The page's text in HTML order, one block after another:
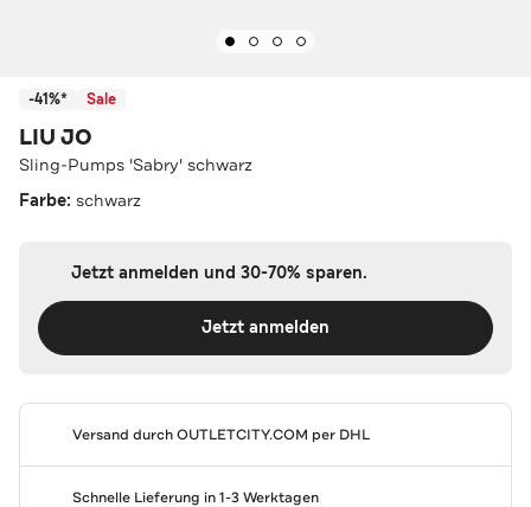
-41%* Sale
LIU JO
Sling-Pumps 'Sabry' schwarz
Farbe: schwarz
Jetzt anmelden und 30-70% sparen.
Jetzt anmelden
Versand durchOUTLETCITY.COM per DHL
Schnelle Lieferung in 1-3 Werktagen